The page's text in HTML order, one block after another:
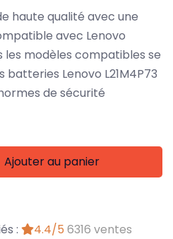
haute qualité avec une
avec Lenovo
les modèles compatibles se
Lenovo L21M4P73
de sécurité
Ajouter au panier
:
4.4/5 6316 ventes